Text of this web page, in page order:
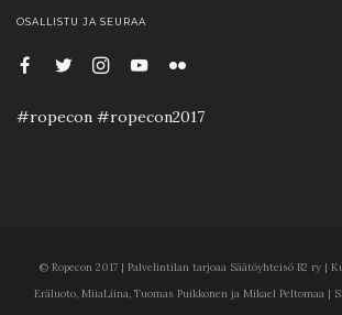
OSALLISTU JA SEURAA
#ropecon #ropecon2017
© Ropecon 2017 | Palvelintilan tarjoaa Säätöyhteisö B2 ry |
Eräluoto, MiiaLiina, Tuomas Puikkonen ja Mikael Peltomaa |